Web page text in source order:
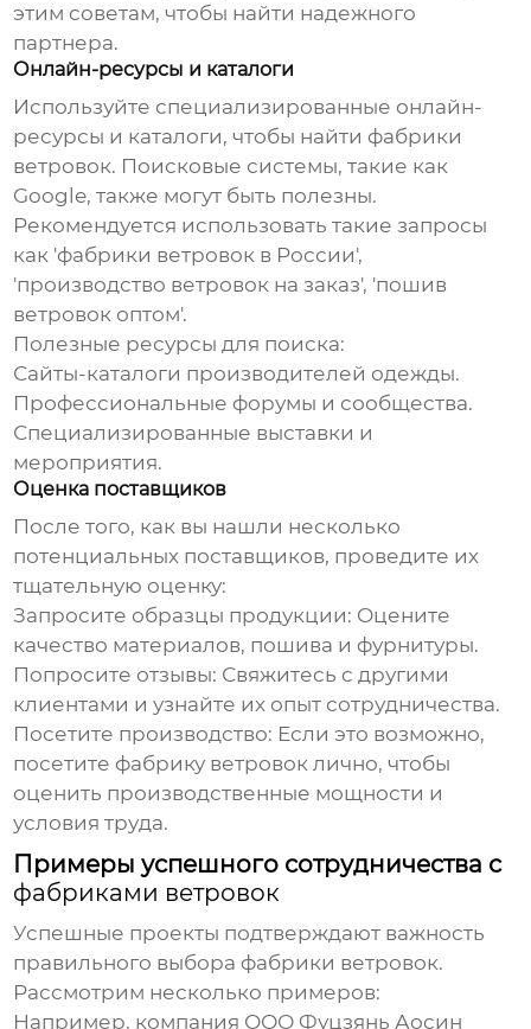
этим советам, чтобы найти надежного
партнера.
Онлайн-ресурсы и каталоги
Используйте специализированные онлайн-
ресурсы и каталоги, чтобы найти фабрики
ветровок. Поисковые системы, такие как
Google, также могут быть полезны.
Рекомендуется использовать такие запросы
как 'фабрики ветровок в России',
'производство ветровок на заказ', 'пошив
ветровок оптом'.
Полезные ресурсы для поиска:
Сайты-каталоги производителей одежды.
Профессиональные форумы и сообщества.
Специализированные выставки и
мероприятия.
Оценка поставщиков
После того, как вы нашли несколько
потенциальных поставщиков, проведите их
тщательную оценку:
Запросите образцы продукции: Оцените
качество материалов, пошива и фурнитуры.
Попросите отзывы: Свяжитесь с другими
клиентами и узнайте их опыт сотрудничества.
Посетите производство: Если это возможно,
посетите фабрику ветровок лично, чтобы
оценить производственные мощности и
условия труда.
Примеры успешного сотрудничества с
фабриками ветровок
Успешные проекты подтверждают важность
правильного выбора фабрики ветровок.
Рассмотрим несколько примеров:
Например, компания ООО Фуцзянь Аосин